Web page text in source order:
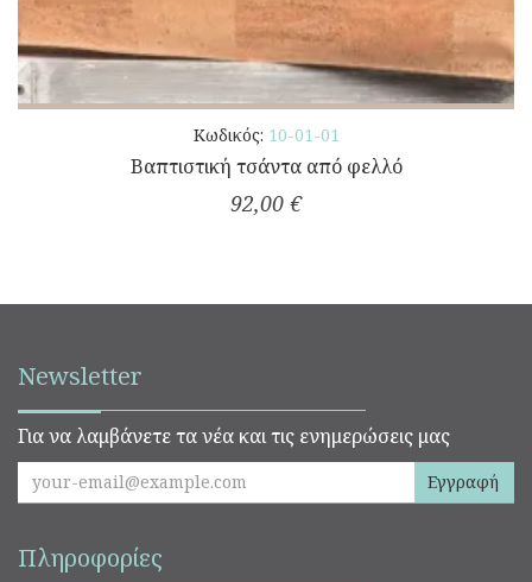
Κωδικός: 10-01-01
Βαπτιστική τσάντα από φελλό
92,00 €
Newsletter
Για να λαμβάνετε τα νέα και τις ενημερώσεις μας
Εγγραφή
Πληροφορίες